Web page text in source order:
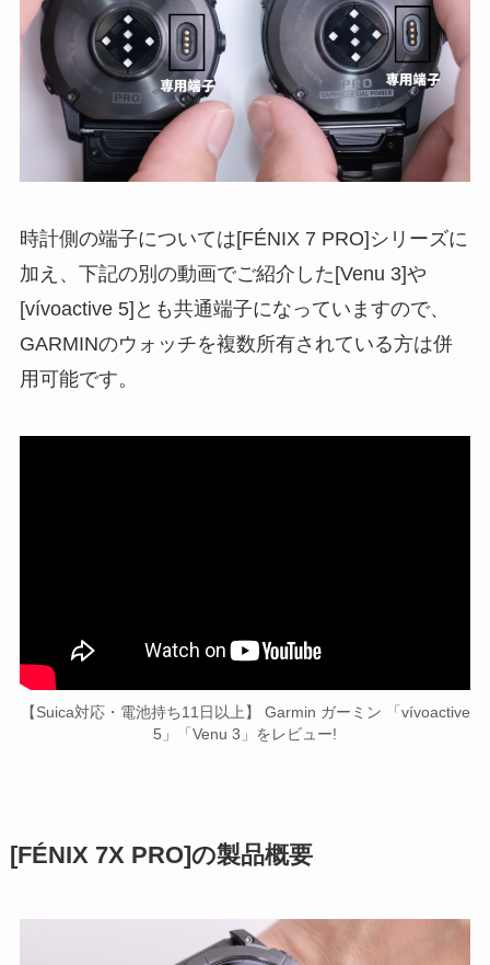
時計側の端子については[FÉNIX 7 PRO]シリーズに
加え、下記の別の動画でご紹介した[Venu 3]や
[vívoactive 5]とも共通端子になっていますので、
GARMINのウォッチを複数所有されている方は併
用可能です。
【Suica対応・電池持ち11日以上】 Garmin ガーミン 「vívoactive
5」「Venu 3」をレビュー!
[FÉNIX 7X PRO]の製品概要